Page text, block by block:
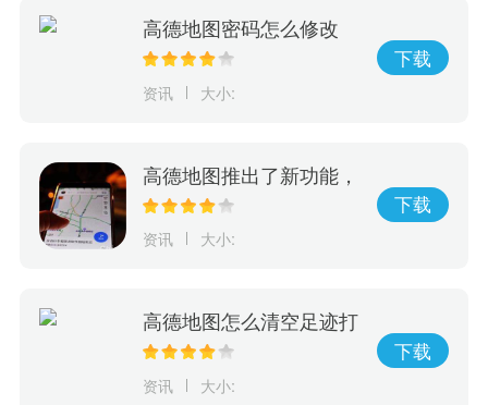
高德地图密码怎么修改
资讯 大小:
下载
高德地图推出了新功能，
实时记录热量消耗
资讯 大小:
下载
高德地图怎么清空足迹打
卡点
资讯 大小:
下载